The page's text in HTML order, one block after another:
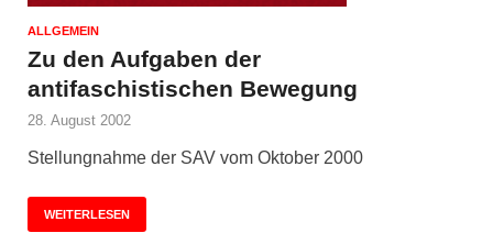
ALLGEMEIN
Zu den Aufgaben der
antifaschistischen Bewegung
28. August 2002
Stellungnahme der SAV vom Oktober 2000
WEITERLESEN